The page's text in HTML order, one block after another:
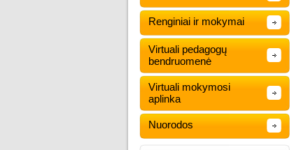
Renginiai ir mokymai
Virtuali pedagogų
bendruomenė
Virtuali mokymosi
aplinka
Nuorodos